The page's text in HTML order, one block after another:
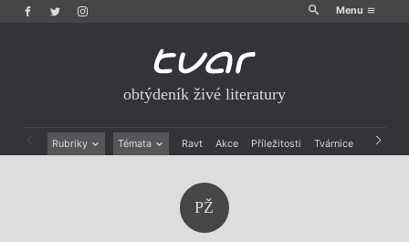
Menu
obtýdeník živé literatury
Rubriky Témata Ravt Akce Příležitosti Tvárnice Archiv
PŽ